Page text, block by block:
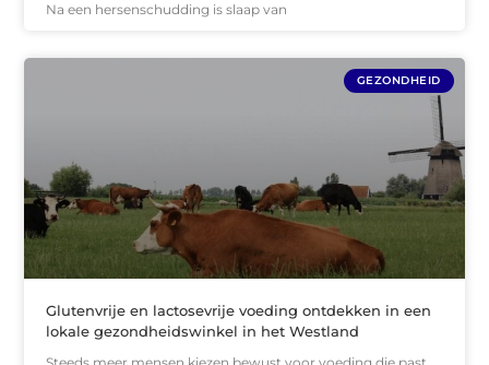
Na een hersenschudding is slaap van
GEZONDHEID
Glutenvrije en lactosevrije voeding ontdekken in een
lokale gezondheidswinkel in het Westland